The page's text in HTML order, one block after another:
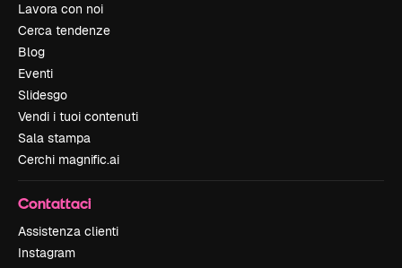
Lavora con noi
Cerca tendenze
Blog
Eventi
Slidesgo
Vendi i tuoi contenuti
Sala stampa
Cerchi magnific.ai
Contattaci
Assistenza clienti
Instagram